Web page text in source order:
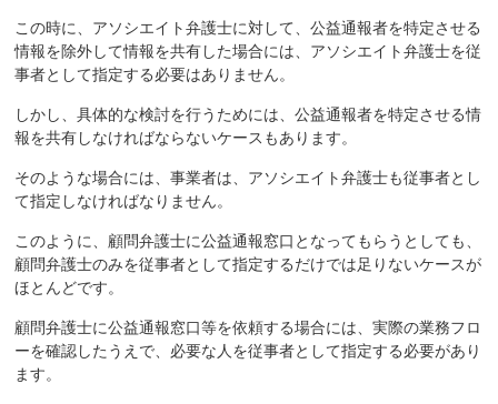
この時に、アソシエイト弁護士に対して、公益通報者を特定させる
情報を除外して情報を共有した場合には、アソシエイト弁護士を従
事者として指定する必要はありません。
しかし、具体的な検討を行うためには、公益通報者を特定させる情
報を共有しなければならないケースもあります。
そのような場合には、事業者は、アソシエイト弁護士も従事者とし
て指定しなければなりません。
このように、顧問弁護士に公益通報窓口となってもらうとしても、
顧問弁護士のみを従事者として指定するだけでは足りないケースが
ほとんどです。
顧問弁護士に公益通報窓口等を依頼する場合には、実際の業務フロ
ーを確認したうえで、必要な人を従事者として指定する必要があり
ます。